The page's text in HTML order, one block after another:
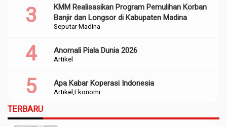
Seputar Madina
KMM Realisasikan Program Pemulihan Korban
Banjir dan Longsor di Kabupaten Madina
Artikel
Anomali Piala Dunia 2026
Artikel Ekonomi
Apa Kabar Koperasi Indonesia
TERBARU